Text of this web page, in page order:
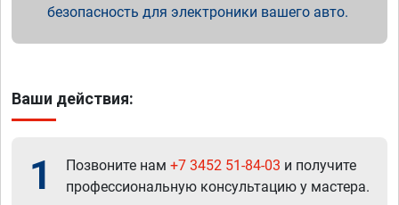
безопасность для электроники вашего авто.
Ваши действия:
1 Позвоните нам +7 3452 51-84-03 и получите
профессиональную консультацию у мастера.